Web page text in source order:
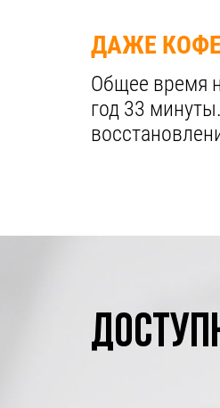
ДАЖЕ КОФЕ
Общее время
год 33